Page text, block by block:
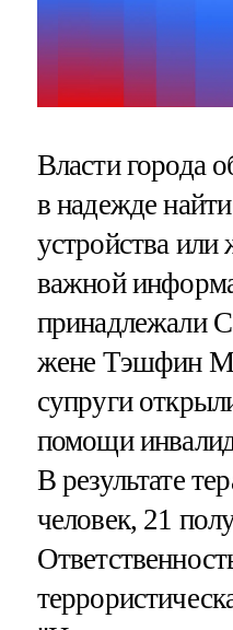
Власти города
в надежде
устройства или
важной
принадлежали
жене Тэшфин
супруги
помощи
В результате
человек, 21